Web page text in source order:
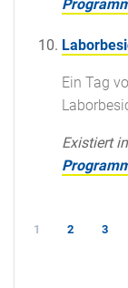
Ein Tag
Existiert in
1 2 3